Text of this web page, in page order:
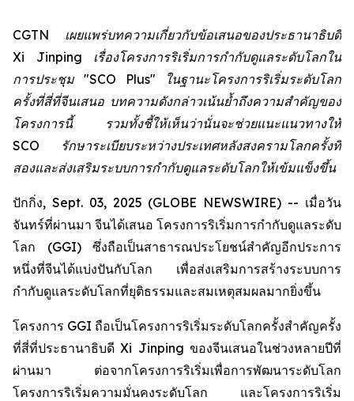
CGTN เผยแพร่บทความเกี่ยวกับข้อเสนอของประธานาธิบดี
Xi Jinping เรื่องโครงการริเริ่มการกำกับดูแลระดับโลกใน
การประชุม "SCO Plus" ในฐานะโครงการริเริ่มระดับโลก
ครั้งที่สี่ที่จีนเสนอ บทความดังกล่าวเน้นย้ำถึงความสำคัญของ
โครงการนี้ รวมทั้งชี้ให้เห็นว่านั่นจะช่วยแนะแนวทางให้
SCO รักษาระเบียบระหว่างประเทศหลังสงครามโลกครั้งที่
สองและส่งเสริมระบบการกำกับดูแลระดับโลกให้เข้มแข็งขึ้น
ปักกิ่ง, Sept. 03, 2025 (GLOBE NEWSWIRE) -- เมื่อวัน
จันทร์ที่ผ่านมา จีนได้เสนอ โครงการริเริ่มการกำกับดูแลระดับ
โลก (GGI) ซึ่งถือเป็นสาธารณประโยชน์สำคัญอีกประการ
หนึ่งที่จีนได้แบ่งปันกับโลก เพื่อส่งเสริมการสร้างระบบการ
กำกับดูแลระดับโลกที่ยุติธรรมและสมเหตุสมผลมากยิ่งขึ้น
โครงการ GGI ถือเป็นโครงการริเริ่มระดับโลกครั้งสำคัญครั้ง
ที่สี่ที่ประธานาธิบดี Xi Jinping ของจีนเสนอในช่วงหลายปีที่
ผ่านมา ต่อจากโครงการริเริ่มเพื่อการพัฒนาระดับโลก
โครงการริเริ่มความมั่นคงระดับโลก และโครงการริเริ่ม